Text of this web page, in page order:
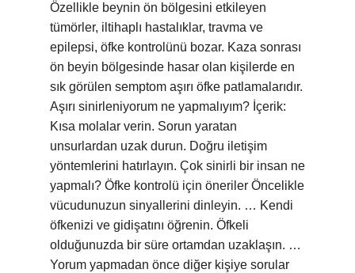
Özellikle beynin ön bölgesini etkileyen
tümörler, iltihaplı hastalıklar, travma ve
epilepsi, öfke kontrolünü bozar. Kaza sonrası
ön beyin bölgesinde hasar olan kişilerde en
sık görülen semptom aşırı öfke patlamalarıdır.
Aşırı sinirleniyorum ne yapmalıyım? İçerik:
Kısa molalar verin. Sorun yaratan
unsurlardan uzak durun. Doğru iletişim
yöntemlerini hatırlayın. Çok sinirli bir insan ne
yapmalı? Öfke kontrolü için öneriler Öncelikle
vücudunuzun sinyallerini dinleyin. … Kendi
öfkenizi ve gidişatını öğrenin. Öfkeli
olduğunuzda bir süre ortamdan uzaklaşın. …
Yorum yapmadan önce diğer kişiye sorular